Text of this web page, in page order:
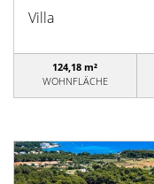
Villa
124,18 m²
WOHNFLÄCHE